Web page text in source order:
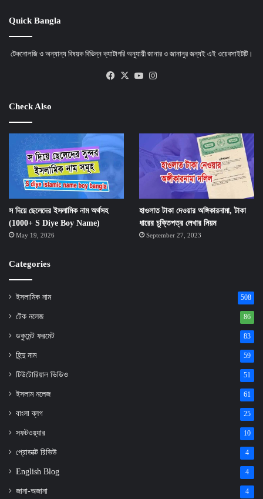
Quick Bangla
টেকনোলজি ও অন্যান্য বিষয়ক বিভিন্ন ক্যাটাগরি অনুযায়ী জানার ও জানানুর জন্যই এই ওয়েবসাইটটি।
Facebook
X YouTube
Check Also
স দিয়ে ছেলেদের ইসলামিক নাম অর্থসহ
(1000+ S Diye Boy Name)
May 19, 2026
হাওলাত টাকা দেওয়ার অঙ্গিকারনামা, টাকা
ধারের চুক্তিপত্র লেখার নিয়ম
September 27, 2023
Categories
ইসলামিক নাম 508
টেক নলেজ 86
ডকুমেন্ট ফরমেট 83
হিন্দু নাম 59
টিউটোরিয়াল ভিডিও 51
ইসলাম নলেজ 61
বাংলা ব্লগ 25
সফটওয়্যার 10
প্রোডাক্ট রিভিউ 4
English Blog 4
জানা-অজানা 4